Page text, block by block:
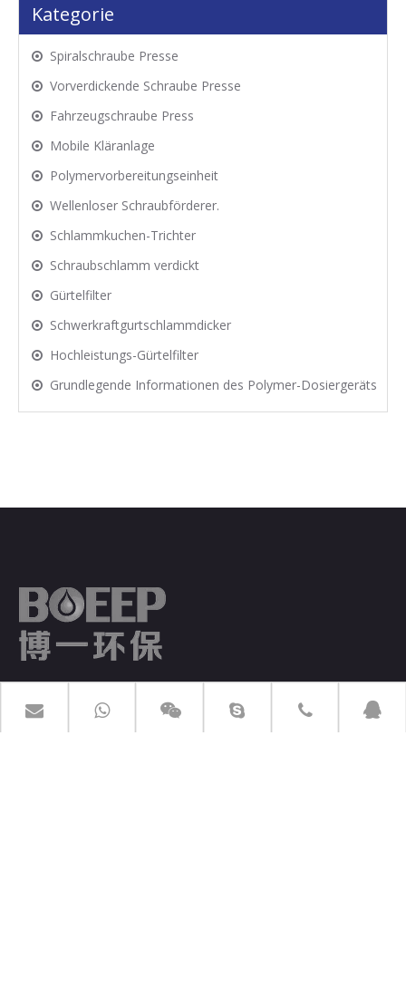
Kategorie
Spiralschraube Presse
Vorverdickende Schraube Presse
Fahrzeugschraube Press
Mobile Kläranlage
Polymervorbereitungseinheit
Wellenloser Schraubförderer.
Schlammkuchen-Trichter
Schraubschlamm verdickt
Gürtelfilter
Schwerkraftgurtschlammdicker
Hochleistungs-Gürtelfilter
Grundlegende Informationen des Polymer-Dosiergeräts
BOEEP hat über 20 Jahre Berufserfahrung als